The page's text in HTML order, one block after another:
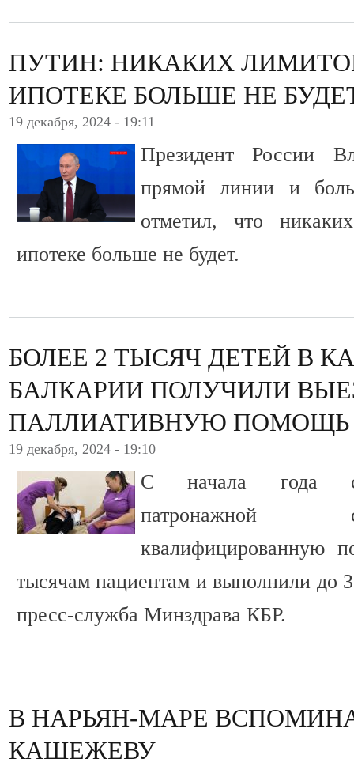
ПУТИН: НИКАКИХ
ИПОТЕКЕ БОЛЬШЕ НЕ
19 декабря, 2024 - 19:11
Президент России
прямой линии и
отметил, что
ипотеке больше не будет.
БОЛЕЕ 2 ТЫСЯЧ ДЕТЕЙ В
БАЛКАРИИ ПОЛУЧИЛИ
ПАЛЛИАТИВНУЮ
19 декабря, 2024 - 19:10
С начала года
патронажной
квалифицированную
тысячам пациентам и выполнили до
пресс-служба Минздрава КБР.
В НАРЬЯН-МАРЕ
КАШЕЖЕВУ